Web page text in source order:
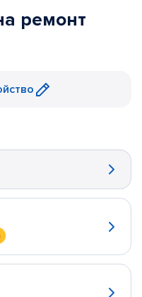
ремонт